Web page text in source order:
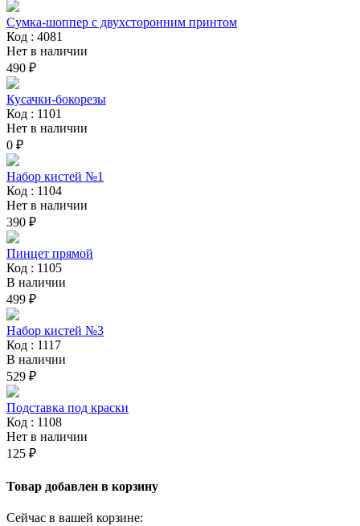
Сумка-шоппер с двухсторонним принтом
Код : 4081
Нет в наличии
490 ₽
Кусачки-бокорезы
Код : 1101
Нет в наличии
0 ₽
Набор кистей №1
Код : 1104
Нет в наличии
390 ₽
Пинцет прямой
Код : 1105
В наличии
499 ₽
Набор кистей №3
Код : 1117
В наличии
529 ₽
Подставка под краски
Код : 1108
Нет в наличии
125 ₽
Товар добавлен в корзину
Сейчас в вашей корзине: